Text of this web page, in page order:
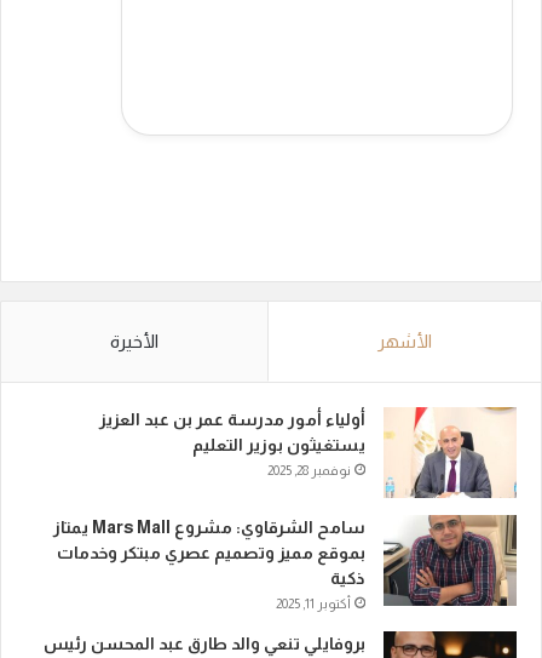
الأشهر الأخيرة
أولياء أمور مدرسة عمر بن عبد العزيز
يستغيثون بوزير التعليم
نوفمبر 28, 2025
سامح الشرقاوي: مشروع Mars Mall يمتاز
بموقع مميز وتصميم عصري مبتكر وخدمات
ذكية
أكتوبر 11, 2025
بروفايلي تنعي والد طارق عبد المحسن رئيس